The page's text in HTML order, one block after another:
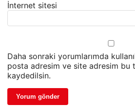
İnternet sitesi
Daha sonraki yorumlarımda
posta adresim ve site adresim bu
kaydedilsin.